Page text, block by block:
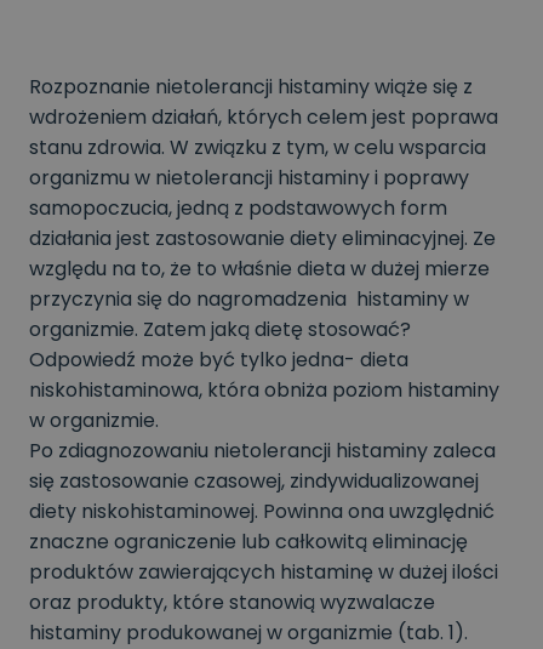
Rozpoznanie nietolerancji histaminy wiąże się z
wdrożeniem działań, których celem jest poprawa
stanu zdrowia. W związku z tym, w celu wsparcia
organizmu w nietolerancji histaminy i poprawy
samopoczucia, jedną z podstawowych form
działania jest zastosowanie diety eliminacyjnej. Ze
względu na to, że to właśnie dieta w dużej mierze
przyczynia się do nagromadzenia histaminy w
organizmie. Zatem jaką dietę stosować?
Odpowiedź może być tylko jedna- dieta
niskohistaminowa, która obniża poziom histaminy
w organizmie.
Po zdiagnozowaniu nietolerancji histaminy zaleca
się zastosowanie czasowej, zindywidualizowanej
diety niskohistaminowej. Powinna ona uwzględnić
znaczne ograniczenie lub całkowitą eliminację
produktów zawierających histaminę w dużej ilości
oraz produkty, które stanowią wyzwalacze
histaminy produkowanej w organizmie (tab. 1).